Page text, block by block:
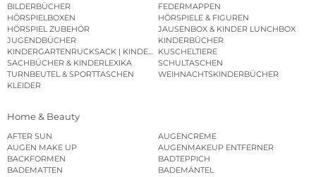
BILDERBÜCHER
FEDERMAPPEN
HÖRSPIELBOXEN
HÖRSPIELE & FIGUREN
HÖRSPIEL ZUBEHÖR
JAUSENBOX & KINDER LUNCHBOX
JUGENDBÜCHER
KINDERBÜCHER
KINDERGARTENRUCKSACK | KINDERGARTENBEUTEL
KUSCHELTIERE
SACHBÜCHER & KINDERLEXIKA
SCHULTASCHEN
TURNBEUTEL & SPORTTASCHEN
WEIHNACHTSKINDERBÜCHER
KLEIDER
Home & Beauty
AFTER SUN
AUGENCREME
AUGEN MAKE UP
AUGENMAKEUP ENTFERNER
BACKFORMEN
BADTEPPICH
BADEMATTEN
BADEMÄNTEL